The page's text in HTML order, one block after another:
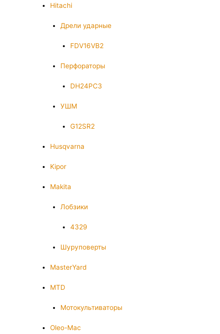
Hitachi
Дрели ударные
FDV16VB2
Перфораторы
DH24PC3
УШМ
G12SR2
Husqvarna
Kipor
Makita
Лобзики
4329
Шуруповерты
MasterYard
MTD
Мотокультиваторы
Oleo-Mac